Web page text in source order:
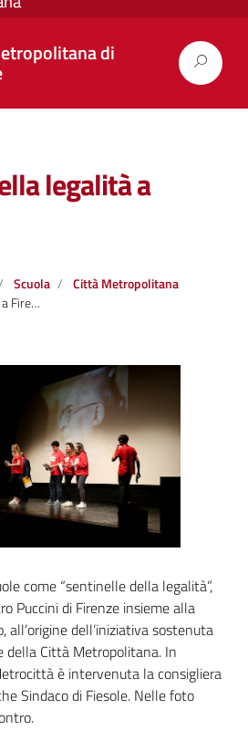
di
legalità a
Scuola
Città Metropolitana
come “sentinelle della legalità”,
Puccini di Firenze insieme alla
all’origine dell’iniziativa sostenuta
della Città Metropolitana. In
è intervenuta la consigliera
Sindaco di Fiesole. Nelle foto